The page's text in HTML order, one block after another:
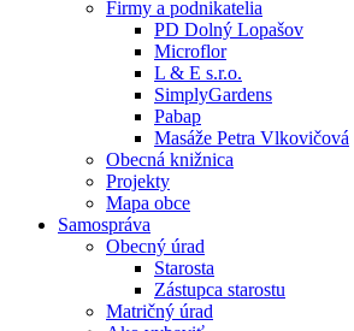
Firmy a podnikatelia
PD Dolný Lopašov
Microflor
L & E s.r.o.
SimplyGardens
Pabap
Masáže Petra Vlkovičová
Obecná knižnica
Projekty
Mapa obce
Samospráva
Obecný úrad
Starosta
Zástupca starostu
Matričný úrad